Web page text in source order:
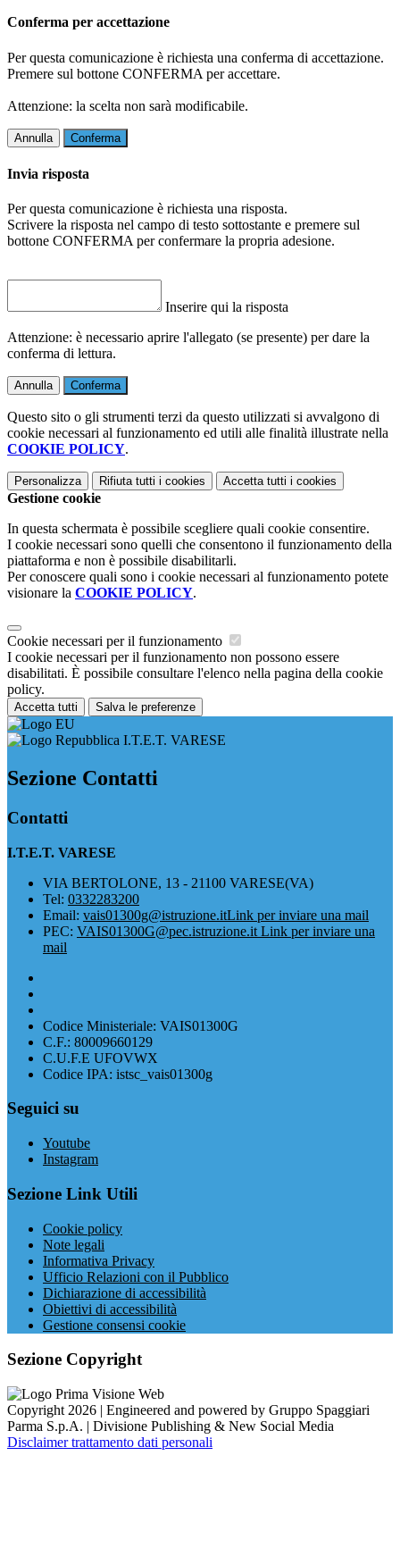
Conferma per accettazione
Per questa comunicazione è richiesta una conferma di accettazione.
Premere sul bottone CONFERMA per accettare.
Attenzione: la scelta non sarà modificabile.
Annulla Conferma
Invia risposta
Per questa comunicazione è richiesta una risposta.
Scrivere la risposta nel campo di testo sottostante e premere sul
bottone CONFERMA per confermare la propria adesione.
Inserire qui la risposta
Attenzione: è necessario aprire l'allegato (se presente) per dare la
conferma di lettura.
Annulla Conferma
Questo sito o gli strumenti terzi da questo utilizzati si avvalgono di
cookie necessari al funzionamento ed utili alle finalità illustrate nella
COOKIE POLICY.
Personalizza Rifiuta tutti i cookies Accetta tutti i cookies
Gestione cookie
In questa schermata è possibile scegliere quali cookie consentire.
I cookie necessari sono quelli che consentono il funzionamento della
piattaforma e non è possibile disabilitarli.
Per conoscere quali sono i cookie necessari al funzionamento potete
visionare la COOKIE POLICY.
Cookie necessari per il funzionamento
I cookie necessari per il funzionamento non possono essere
disabilitati. È possibile consultare l'elenco nella pagina della cookie
policy.
Accetta tutti Salva le preferenze
I.T.E.T. VARESE
Sezione Contatti
Contatti
I.T.E.T. VARESE
VIA BERTOLONE, 13 - 21100 VARESE(VA)
Tel: 0332283200
Email: vais01300g@istruzione.itLink per inviare una mail
PEC: VAIS01300G@pec.istruzione.it Link per inviare una
mail
Codice Ministeriale: VAIS01300G
C.F.: 80009660129
C.U.F.E UFOVWX
Codice IPA: istsc_vais01300g
Seguici su
Youtube
Instagram
Sezione Link Utili
Cookie policy
Note legali
Informativa Privacy
Ufficio Relazioni con il Pubblico
Dichiarazione di accessibilità
Obiettivi di accessibilità
Gestione consensi cookie
Sezione Copyright
Copyright 2026 | Engineered and powered by Gruppo Spaggiari
Parma S.p.A. | Divisione Publishing & New Social Media
Disclaimer trattamento dati personali